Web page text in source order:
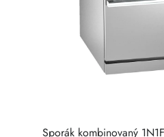
Sporák kombinovaný